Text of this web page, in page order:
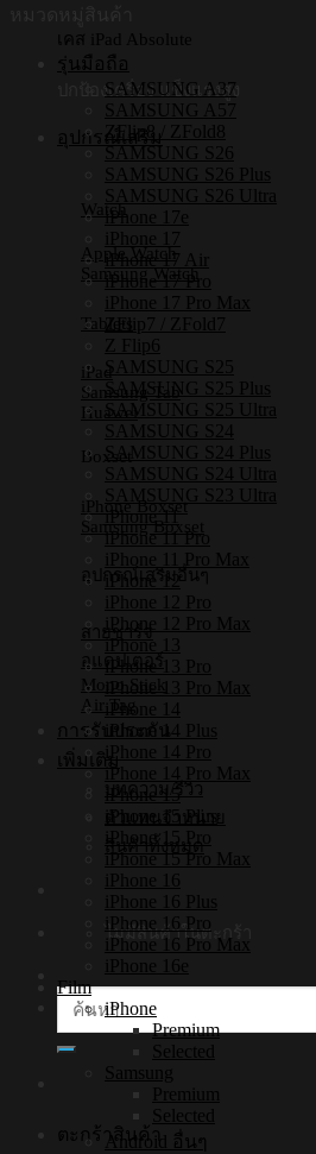
เคส iPad Absolute
ปกป้องเครื่อง แข็งแรงสูง
อุปกรณ์เสริม
Watch
Apple Watch
Samsung Watch
Tablets
iPad
Samsung Tab
Huawei
Boxset
iPhone Boxset
Samsung Boxset
อุปกรณ์เสริมอื่นๆ
สายชาร์จ
อแดปเตอร์
Mono Stick
Air Tag
การรับประกัน
เพิ่มเติม
บทความ/รีวิว
ตัวแทนจำหน่าย
สินค้าทั้งหมด
ไม่มีสินค้าในตะกร้า
ค้นหา:
ตะกร้าสินค้า
เคส
ชิ้น
รุ่นมือถือ
SAMSUNG A37
SAMSUNG A57
ZFlip8 / ZFold8
SAMSUNG S26
SAMSUNG S26 Plus
SAMSUNG S26 Ultra
iPhone 17e
iPhone 17
iPhone 17 Air
iPhone 17 Pro
iPhone 17 Pro Max
ZFlip7 / ZFold7
Z Flip6
SAMSUNG S25
SAMSUNG S25 Plus
SAMSUNG S25 Ultra
SAMSUNG S24
SAMSUNG S24 Plus
SAMSUNG S24 Ultra
SAMSUNG S23 Ultra
iPhone 11
iPhone 11 Pro
iPhone 11 Pro Max
iPhone 12
iPhone 12 Pro
iPhone 12 Pro Max
iPhone 13
iPhone 13 Pro
iPhone 13 Pro Max
iPhone 14
iPhone 14 Plus
iPhone 14 Pro
iPhone 14 Pro Max
iPhone 15
iPhone 15 Plus
iPhone 15 Pro
iPhone 15 Pro Max
iPhone 16
iPhone 16 Plus
iPhone 16 Pro
iPhone 16 Pro Max
iPhone 16e
Film
iPhone
Premium
Selected
Samsung
Premium
Selected
Android อื่นๆ